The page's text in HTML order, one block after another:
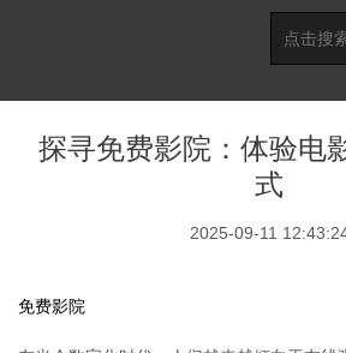
探寻免费影院：体验电
式
2025-09-11
免费影院